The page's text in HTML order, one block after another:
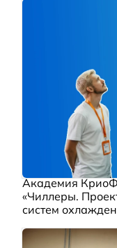
Академия
«Чиллеры.
систем